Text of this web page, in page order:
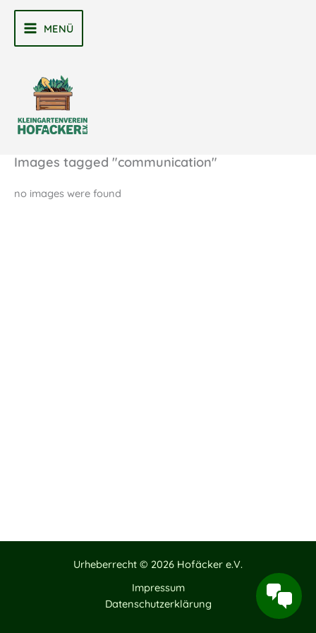
Zum
Inhalt
MAIN
MENÜ
Images tagged "communication"
no images were found
Urheberrecht © 2026 Hofäcker e.V.
Impressum
Datenschutzerklärung